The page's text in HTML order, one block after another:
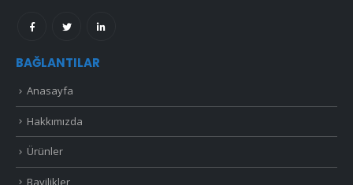
BAĞLANTILAR
Anasayfa
Hakkımızda
Ürünler
Bayilikler